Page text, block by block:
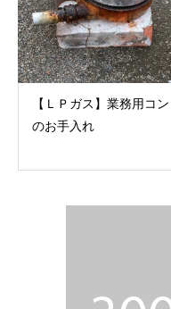
【ＬＰガス】業務用コン
のお手入れ